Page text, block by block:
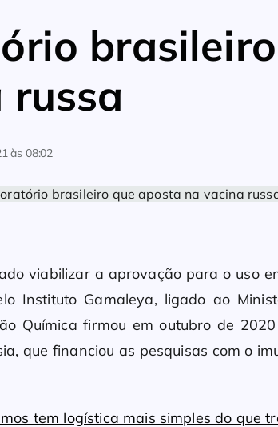
russa
às 08:02
viabilizar a aprovação para o uso
Instituto Gamaleya, ligado ao
Química firmou em outubro de
que financiou as pesquisas com o
tem logística mais simples do que